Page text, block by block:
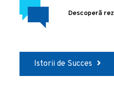
Descoperă
Istorii de Succes